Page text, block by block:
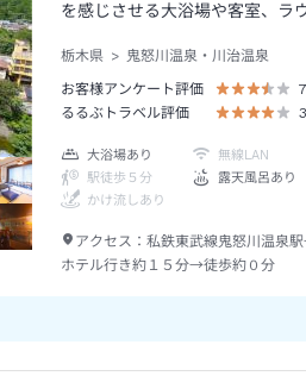
を感じさせる大浴場や客室、ラ
栃木県
鬼怒川温泉・川治温泉
お客様アンケート評価
るるぶトラベル評価
大浴場あり 無線LAN
駅徒歩５分
露天風呂あり
かけ流しあり
アクセス： 私鉄東武線鬼怒川温泉
ホテル行き約１５分→徒歩約０分